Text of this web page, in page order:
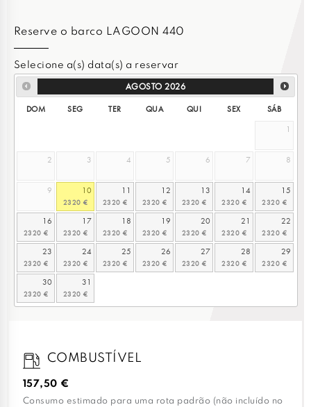
Reserve o barco LAGOON 440
Selecione a(s) data(s) a reservar
AGOSTO 2026
DOM SEG TER QUA QUI SEX
SÁB
1
2 3 4 5 6 7 8
9 10 11 12 13 14 15
16 17 18 19 20 21 22
23 24 25 26 27 28 29
30 31
COMBUSTÍVEL
157,50 €
Consumo estimado para uma rota padrão (não incluído no